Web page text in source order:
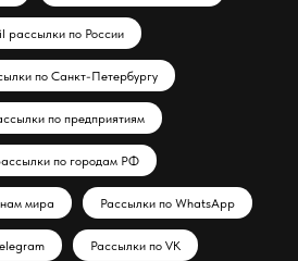
рассылки по России
по Санкт-Петербургу
по предприятиям
по городам РФ
мира Рассылки по WhatsApp
Рассылки по VK